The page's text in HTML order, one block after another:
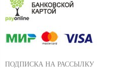
ПОДПИСКА НА РАССЫЛКУ